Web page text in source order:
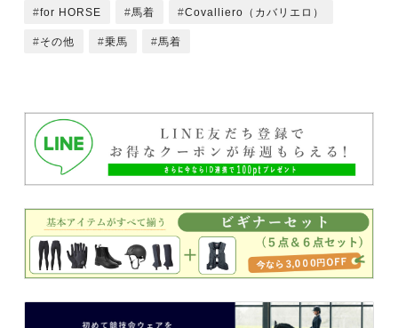
for HORSE 馬着 Covalliero（カバリエロ）
その他 乗馬 馬着